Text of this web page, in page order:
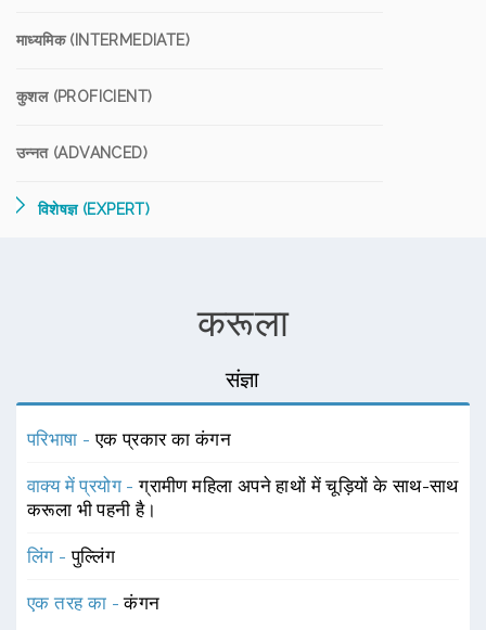
माध्यमिक (INTERMEDIATE)
कुशल (PROFICIENT)
उन्नत (ADVANCED)
विशेषज्ञ (EXPERT)
करूला
संज्ञा
परिभाषा -एक प्रकार का कंगन
वाक्य में प्रयोग -ग्रामीण महिला अपने हाथों में चूड़ियों के साथ-साथ
करूला भी पहनी है।
लिंग -पुल्लिंग
एक तरह का -कंगन